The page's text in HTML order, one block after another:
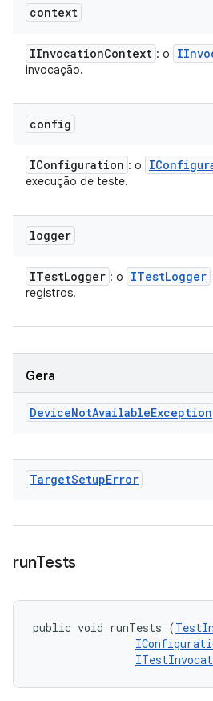
context
IInvocationContext : o
invocação.
config
IConfiguration : o
execução de teste.
logger
ITestLogger : o ITestLogger
registros.
Gera
DeviceNotAvailableException
TargetSetupError
runTests
public void runTests (